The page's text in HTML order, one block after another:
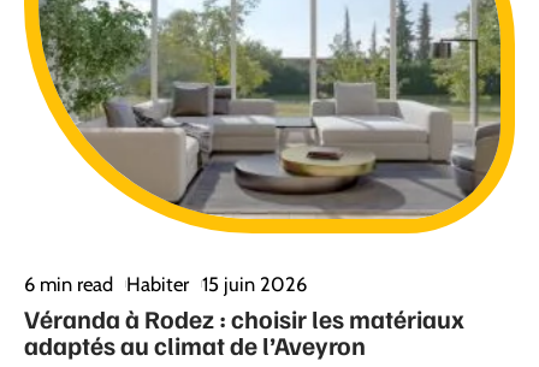
6 min read Habiter 15 juin 2026
Véranda à Rodez : choisir les matériaux
adaptés au climat de l’Aveyron